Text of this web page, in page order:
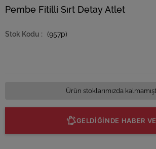
Pembe Fitilli Sırt Detay Atlet
(957p)
Ürün stoklarımızda
GELDİĞİNDE HABER